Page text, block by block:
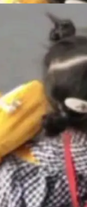
更
绕三
步支
大会
，以
范
业落地
产力
XAge
对CI
效率
的新
项：
走
...
Fedos
不新
型
是类
。 文
主题
、浅
组
知道
O
一
在
Twitte
他所
源项